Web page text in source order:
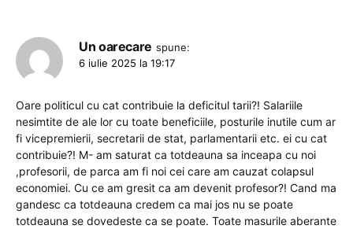
Un oarecare spune:
6 iulie 2025 la 19:17
Oare politicul cu cat contribuie la deficitul tarii?! Salariile
nesimtite de ale lor cu toate beneficiile, posturile inutile cum ar
fi vicepremierii, secretarii de stat, parlamentarii etc. ei cu cat
contribuie?! M- am saturat ca totdeauna sa inceapa cu noi
,profesorii, de parca am fi noi cei care am cauzat colapsul
economiei. Cu ce am gresit ca am devenit profesor?! Cand ma
gandesc ca totdeauna credem ca mai jos nu se poate
totdeauna se dovedeste ca se poate. Toate masurile aberante